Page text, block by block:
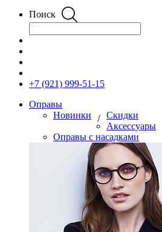
Поиск
+7 (921) 999-51-15
Оправы
Новинки
/ Скидки
Аксессуары
Оправы с насадками